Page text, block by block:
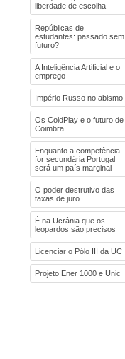
liberdade de escolha
Repúblicas de
estudantes: passado sem
futuro?
A Inteligência Artificial e o
emprego
Império Russo no abismo
Os ColdPlay e o futuro de
Coimbra
Enquanto a competência
for secundária Portugal
será um país marginal
O poder destrutivo das
taxas de juro
É na Ucrânia que os
leopardos são precisos
Licenciar o Pólo III da UC
Projeto Ener 1000 e Unic